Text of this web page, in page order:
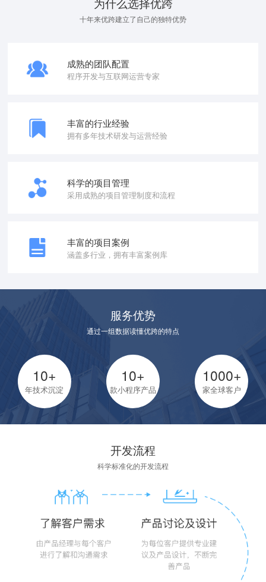
十年来优跨建立了自己的独特优势
成熟的团队配置
程序开发与互联网运营专家
丰富的行业经验
拥有多年技术研发与运营经验
科学的项目管理
采用成熟的项目管理制度和流程
丰富的项目案例
涵盖多行业，拥有丰富案例库
服务优势
通过一组数据读懂优跨的特点
10+
年技术沉淀
10+
款小程序产品
1000+
家全球客户
开发流程
科学标准化的开发流程